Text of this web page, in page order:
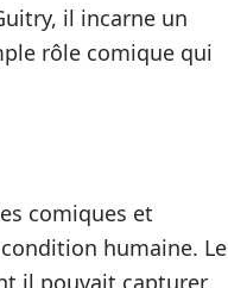
il incarne un
rôle comique qui
comiques et
humaine. Le